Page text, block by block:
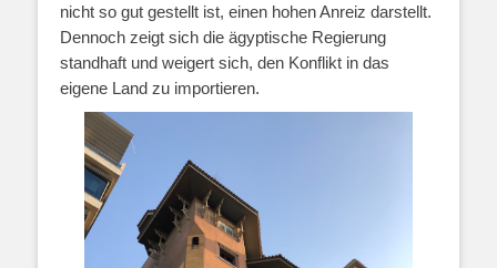
nicht so gut gestellt ist, einen hohen Anreiz darstellt.
Dennoch zeigt sich die ägyptische Regierung
standhaft und weigert sich, den Konflikt in das
eigene Land zu importieren.